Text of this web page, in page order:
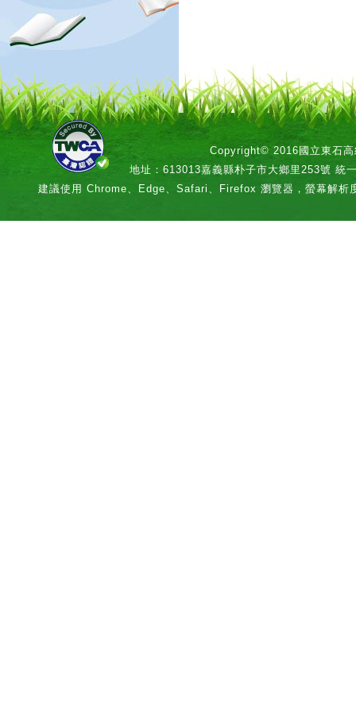
Copyright© 2016國立東石高
地址：613013嘉義縣朴子市大鄉里253號 統
建議使用 Chrome、Edge、Safari、Firefox 瀏覽器，螢幕解